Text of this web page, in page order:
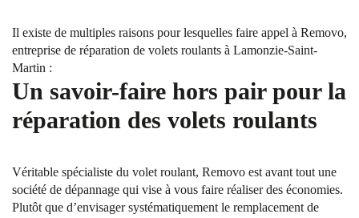
Il existe de multiples raisons pour lesquelles faire appel à Removo,
entreprise de réparation de volets roulants à Lamonzie-Saint-
Martin :
Un savoir-faire hors pair pour la
réparation des volets roulants
Véritable spécialiste du volet roulant, Removo est avant tout une
société de dépannage qui vise à vous faire réaliser des économies.
Plutôt que d’envisager systématiquement le remplacement de